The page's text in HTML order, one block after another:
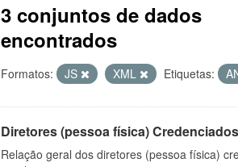
3 conjuntos de dados
encontrados
Formatos: JS XML Etiquetas:
Diretores (pessoa física)
Relação geral dos diretores (pessoa física)